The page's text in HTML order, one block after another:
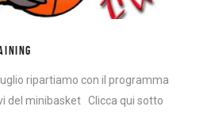
ripartiamo con il programma
del minibasket Clicca qui sotto